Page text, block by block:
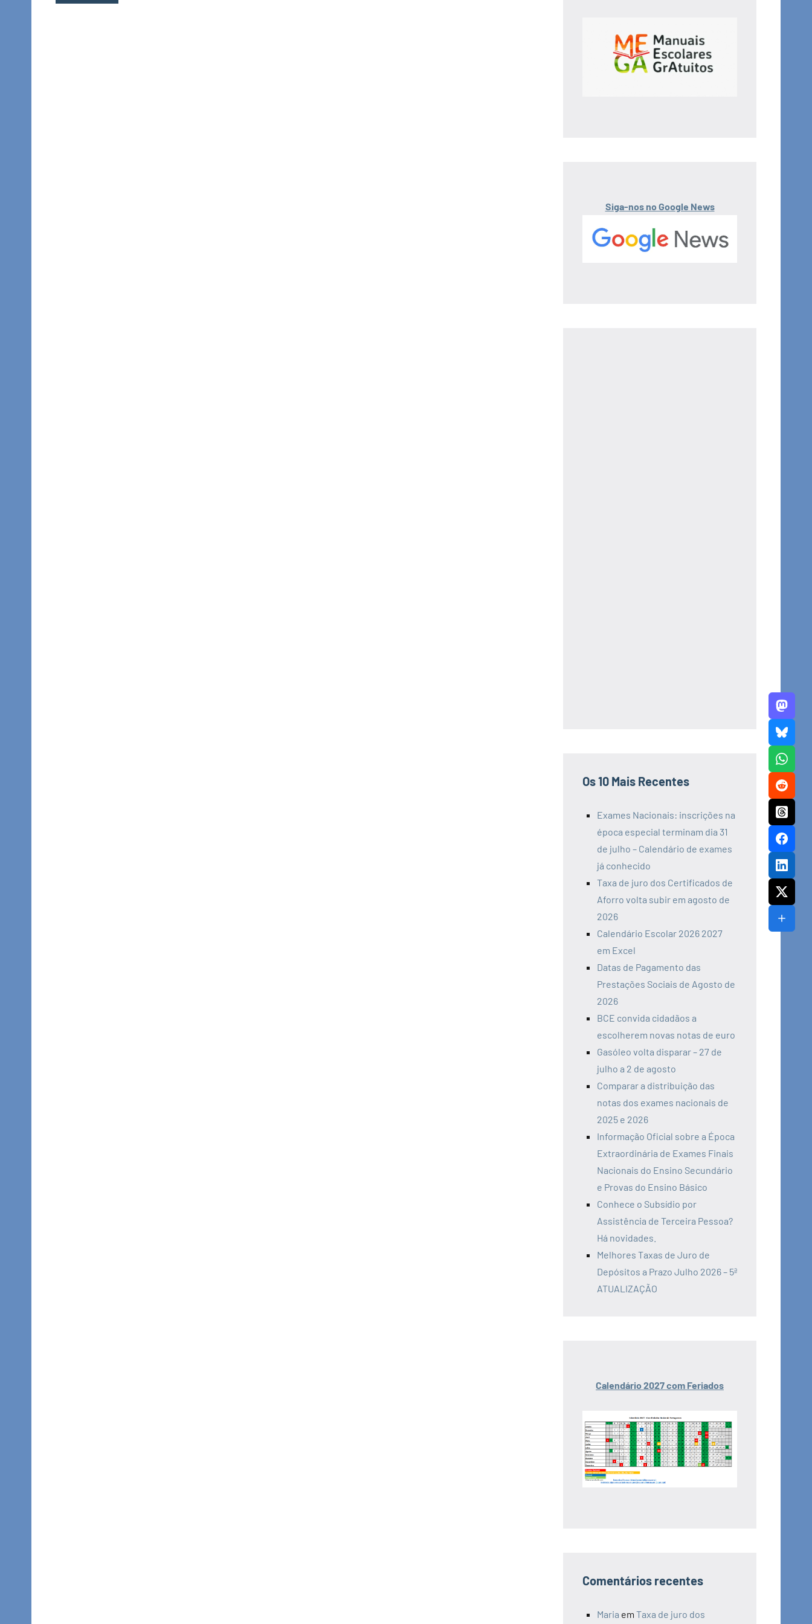
Siga-nos no Google News
Os 10 Mais Recentes
Exames Nacionais: inscrições na
época especial terminam dia 31
de julho – Calendário de exames
já conhecido
Taxa de juro dos Certificados de
Aforro volta subir em agosto de
2026
Calendário Escolar 2026 2027
em Excel
Datas de Pagamento das
Prestações Sociais de Agosto de
2026
BCE convida cidadãos a
escolherem novas notas de euro
Gasóleo volta disparar – 27 de
julho a 2 de agosto
Comparar a distribuição das
notas dos exames nacionais de
2025 e 2026
Informação Oficial sobre a Época
Extraordinária de Exames Finais
Nacionais do Ensino Secundário
e Provas do Ensino Básico
Conhece o Subsídio por
Assistência de Terceira Pessoa?
Há novidades.
Melhores Taxas de Juro de
Depósitos a Prazo Julho 2026 – 5ª
ATUALIZAÇÃO
Calendário 2027 com Feriados
Comentários recentes
Maria em Taxa de juro dos